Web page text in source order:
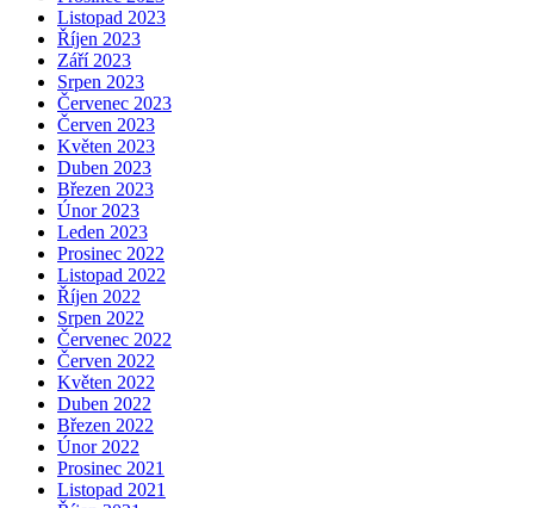
Listopad 2023
Říjen 2023
Září 2023
Srpen 2023
Červenec 2023
Červen 2023
Květen 2023
Duben 2023
Březen 2023
Únor 2023
Leden 2023
Prosinec 2022
Listopad 2022
Říjen 2022
Srpen 2022
Červenec 2022
Červen 2022
Květen 2022
Duben 2022
Březen 2022
Únor 2022
Prosinec 2021
Listopad 2021